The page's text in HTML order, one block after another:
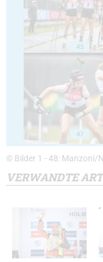
45
47
© Bilder 1 - 48: Manzoni/
VERWANDTE